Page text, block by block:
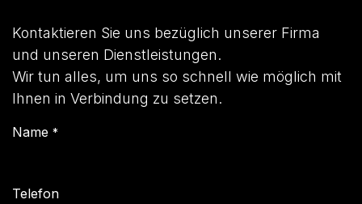
Kontaktieren Sie uns bezüglich unserer Firma
und unseren Dienstleistungen.
Wir tun alles, um uns so schnell wie möglich mit
Ihnen in Verbindung zu setzen.
Name *
Telefon